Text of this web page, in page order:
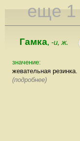
еще 1
Гамка, -и, ж.
значение:
жевательная резинка.
(подробнее)